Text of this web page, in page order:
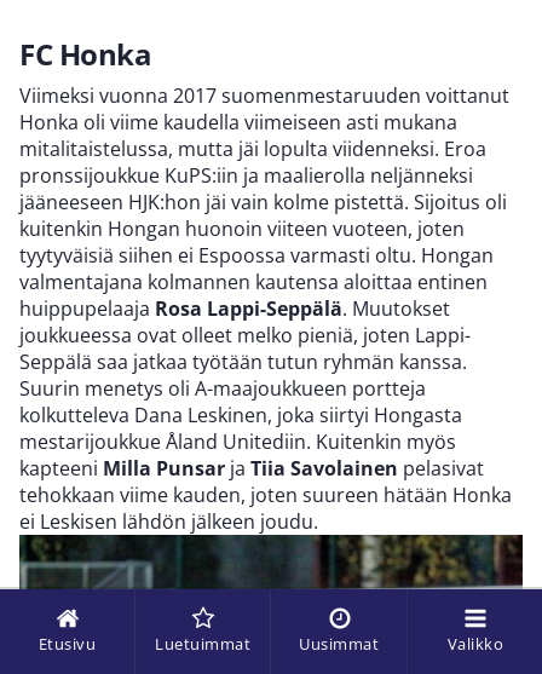
Etusivu Luetuimmat Uusimmat Valikko
FC Honka
Viimeksi vuonna 2017 suomenmestaruuden voittanut
Honka oli viime kaudella viimeiseen asti mukana
mitalitaistelussa, mutta jäi lopulta viidenneksi. Eroa
pronssijoukkue KuPS:iin ja maalierolla neljänneksi
jääneeseen HJK:hon jäi vain kolme pistettä. Sijoitus oli
kuitenkin Hongan huonoin viiteen vuoteen, joten
tyytyväisiä siihen ei Espoossa varmasti oltu. Hongan
valmentajana kolmannen kautensa aloittaa entinen
huippupelaaja Rosa Lappi-Seppälä. Muutokset
joukkueessa ovat olleet melko pieniä, joten Lappi-
Seppälä saa jatkaa työtään tutun ryhmän kanssa.
Suurin menetys oli A-maajoukkueen portteja
kolkutteleva Dana Leskinen, joka siirtyi Hongasta
mestarijoukkue Åland Unitediin. Kuitenkin myös
kapteeni Milla Punsar ja Tiia Savolainen pelasivat
tehokkaan viime kauden, joten suureen hätään Honka
ei Leskisen lähdön jälkeen joudu.